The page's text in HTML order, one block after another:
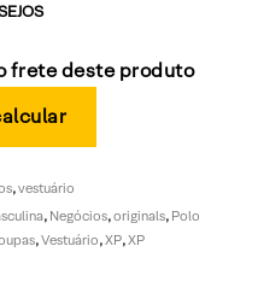
frete deste produto
,vestuário
, Negócios,originals, Polo
,Vestuário,XP,XP